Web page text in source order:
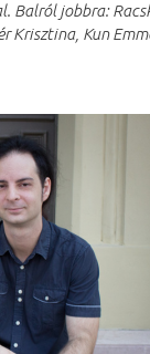
Balról jobbra:
Krisztina, Kun